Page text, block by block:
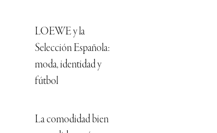
LOEWE y la
Selección Española:
moda, identidad y
fútbol
La comodidad bien